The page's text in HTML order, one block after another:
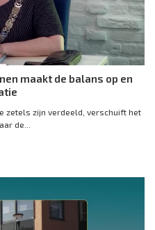
maakt de balans op en
zetels zijn verdeeld, verschuift het
de...